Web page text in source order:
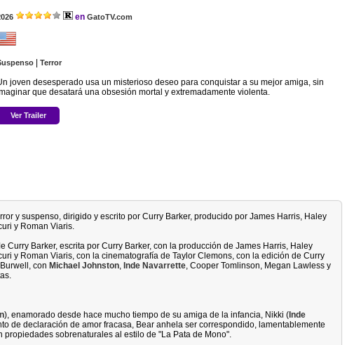
en GatoTV.com
Terror
joven desesperado usa un misterioso deseo para conquistar a su mejor amiga, sin
que desatará una obsesión mortal y extremadamente violenta.
Ver Trailer
y suspenso, dirigido y escrito por Curry Barker, producido por James Harris, Haley
y Roman Viaris.
Curry Barker, escrita por Curry Barker, con la producción de James Harris, Haley
y Roman Viaris, con la cinematografía de Taylor Clemons, con la edición de Curry
con Michael Johnston, Inde Navarrette, Cooper Tomlinson, Megan Lawless y
), enamorado desde hace mucho tiempo de su amiga de la infancia, Nikki (Inde
de declaración de amor fracasa, Bear anhela ser correspondido, lamentablemente
propiedades sobrenaturales al estilo de "La Pata de Mono".